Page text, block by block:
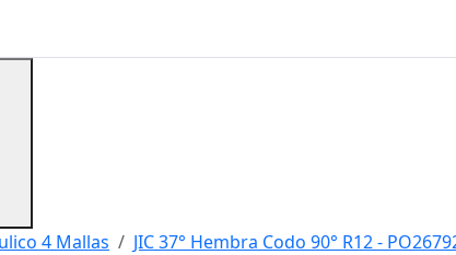
4 Mallas JIC 37° Hembra Codo 90° R12 -